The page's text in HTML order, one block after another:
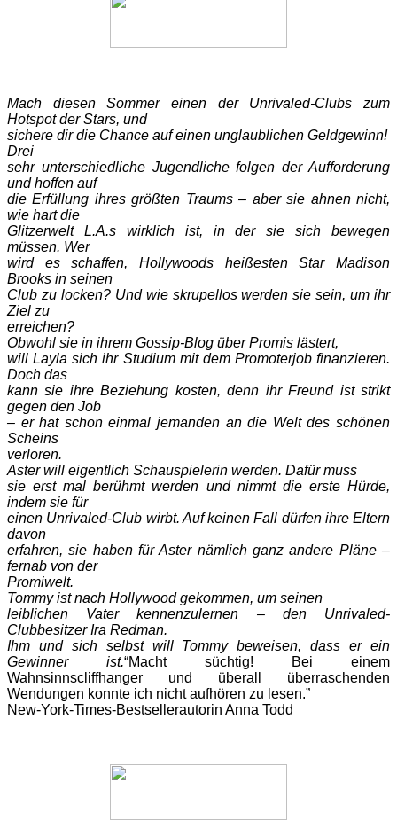
Mach diesen Sommer einen der Unrivaled-Clubs zum
Hotspot der Stars, und
sichere dir die Chance auf einen unglaublichen Geldgewinn!
Drei
sehr unterschiedliche Jugendliche folgen der Aufforderung
und hoffen auf
die Erfüllung ihres größten Traums – aber sie ahnen nicht,
wie hart die
Glitzerwelt L.A.s wirklich ist, in der sie sich bewegen
müssen. Wer
wird es schaffen, Hollywoods heißesten Star Madison
Brooks in seinen
Club zu locken? Und wie skrupellos werden sie sein, um ihr
Ziel zu
erreichen?
Obwohl sie in ihrem Gossip-Blog über Promis lästert,
will Layla sich ihr Studium mit dem Promoterjob finanzieren.
Doch das
kann sie ihre Beziehung kosten, denn ihr Freund ist strikt
gegen den Job
– er hat schon einmal jemanden an die Welt des schönen
Scheins
verloren.
Aster will eigentlich Schauspielerin werden. Dafür muss
sie erst mal berühmt werden und nimmt die erste Hürde,
indem sie für
einen Unrivaled-Club wirbt. Auf keinen Fall dürfen ihre Eltern
davon
erfahren, sie haben für Aster nämlich ganz andere Pläne –
fernab von der
Promiwelt.
Tommy ist nach Hollywood gekommen, um seinen
leiblichen Vater kennenzulernen – den Unrivaled-
Clubbesitzer Ira Redman.
Ihm und sich selbst will Tommy beweisen, dass er ein
Gewinner ist.“Macht süchtig! Bei einem
Wahnsinnscliffhanger und überall überraschenden
Wendungen konnte ich nicht aufhören zu lesen.”
New-York-Times-Bestsellerautorin Anna Todd